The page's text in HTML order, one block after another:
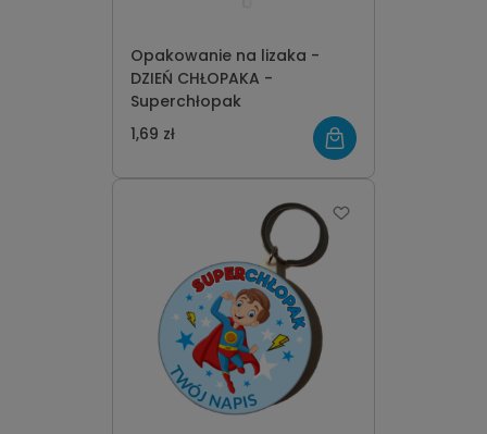
Opakowanie na lizaka -
DZIEŃ CHŁOPAKA -
Superchłopak
1,69 zł